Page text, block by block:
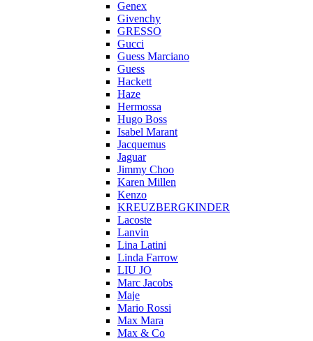
Genex
Givenchy
GRESSO
Gucci
Guess Marciano
Guess
Hackett
Haze
Hermossa
Hugo Boss
Isabel Marant
Jacquemus
Jaguar
Jimmy Choo
Karen Millen
Kenzo
KREUZBERGKINDER
Lacoste
Lanvin
Lina Latini
Linda Farrow
LIU JO
Marc Jacobs
Maje
Mario Rossi
Max Mara
Max & Co